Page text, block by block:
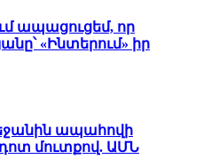
ապացուցեմ, որ
«Ինտերում» իր
ապահովի
մուտքով. ԱՄՆ